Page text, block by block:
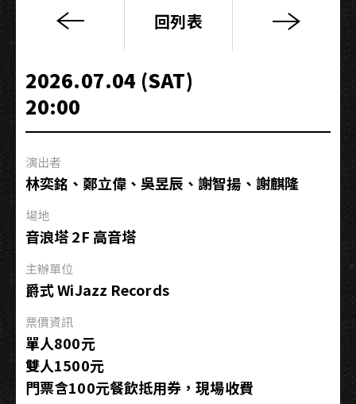
風
10
週
年
紀
樂
回列表
2026.07.04 (SAT)
20:00
演出者
林奕銘、鄭立偉、吳昱辰、謝智揚、謝麒隆
場地
音浪塔 2F 高音塔
主辦單位
爵式 WiJazz Records
票價資訊
單人800元
雙人1500元
門票含100元餐飲抵用券，現場收費